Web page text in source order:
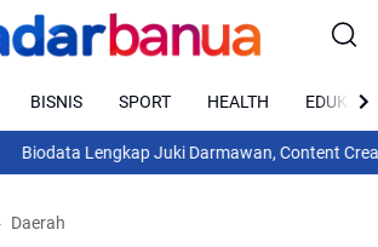
BISNIS SPORT HEALTH EDUKASI
Lengkap Juki Darmawan, Content Creator
Daerah